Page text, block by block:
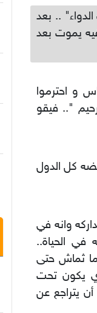
.. بعد
يموت بعد
و احترموا
".. فيقو
كل الدول
وانه في
في الحياة..
ثماش حتى
يكون تحت
يتراجع عن